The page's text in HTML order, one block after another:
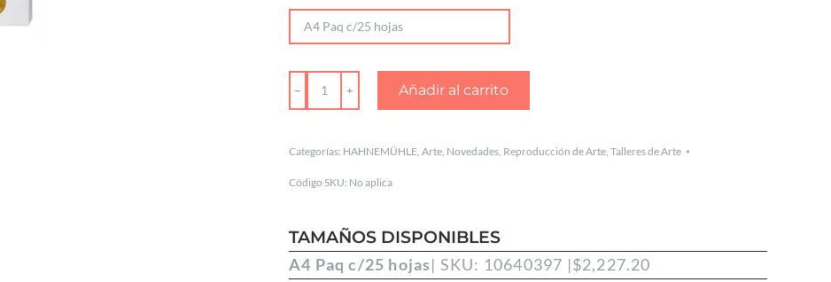
Hahnemühle
Certificate
Authenticity
cantidad
Añadir al carrito
Categorías: HAHNEMÜHLE, Arte, Novedades, Reproducción de Arte, Talleres de Arte
Código SKU: No aplica
TAMAÑOS DISPONIBLES
A4 Paq c/25 hojas| SKU: 10640397 |$2,227.20